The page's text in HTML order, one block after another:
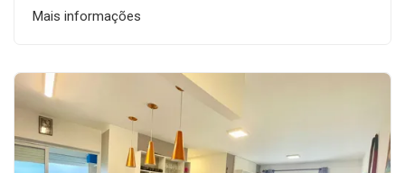
Mais informações